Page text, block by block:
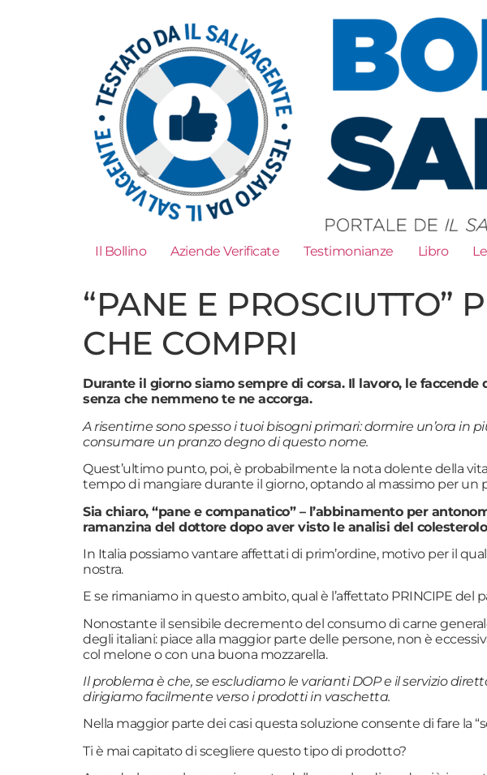
Il Bollino Aziende Verificate Testimonianze Libro
“PANE E PROSCIUTTO”
CHE COMPRI
Durante il giorno siamo sempre di corsa. Il lavoro, le
senza che nemmeno te ne accorga.
A risentirne sono spesso i tuoi bisogni primari: dormire un’ora in
consumare un pranzo degno di questo nome.
Quest’ultimo punto, poi, è probabilmente la nota dolente della
tempo di mangiare durante il giorno, optando al massimo per un
Sia chiaro, “pane e companatico” – l’abbinamento per
ramanzina del dottore dopo aver visto le analisi del
In Italia possiamo vantare affettati di prim’ordine, motivo per il
nostra.
E se rimaniamo in questo ambito, qual è l’affettato PRINCIPE del
Nonostante il sensibile decremento del consumo di carne
degli italiani: piace alla maggior parte delle persone, non è
col melone o con una buona mozzarella.
Il problema è che, se escludiamo le varianti DOP e il servizio
dirigiamo facilmente verso i prodotti in vaschetta.
Nella maggior parte dei casi questa soluzione consente di fare la
Ti è mai capitato di scegliere questo tipo di prodotto?